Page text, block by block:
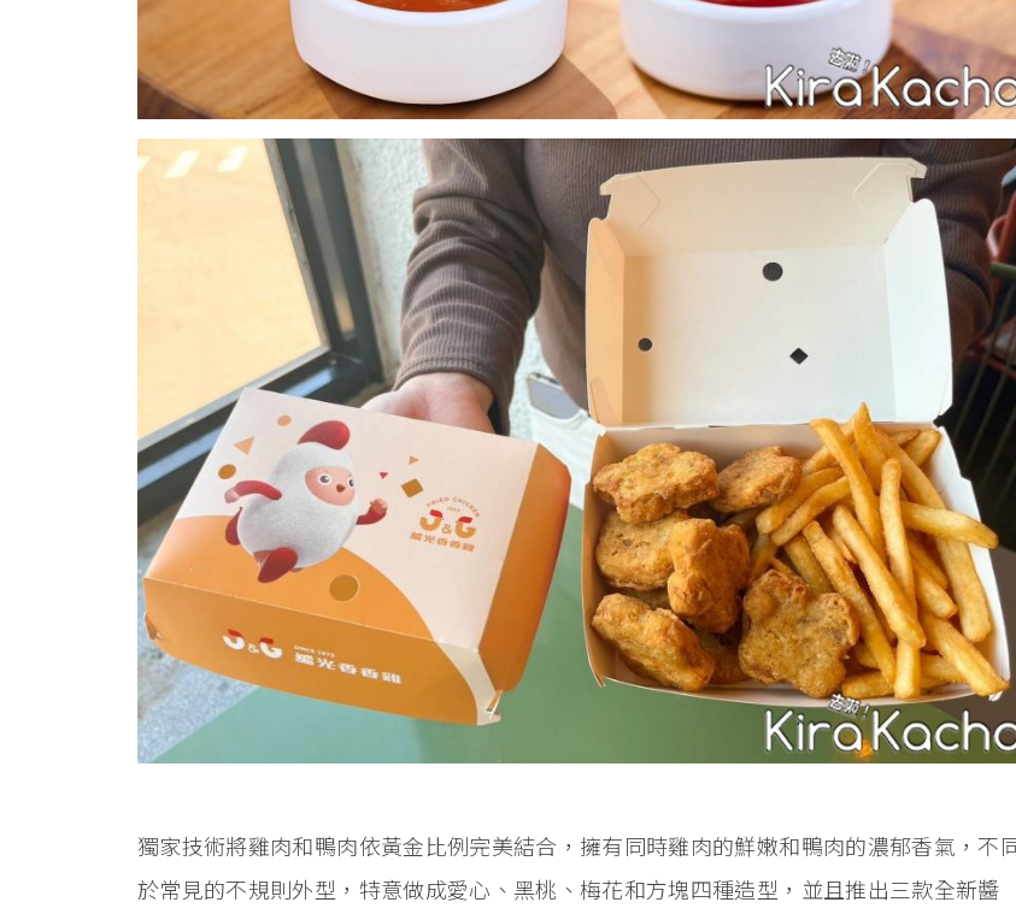
獨家技術將雞肉和鴨肉依黃金比例完美結合，擁有同時雞肉的鮮嫩和鴨肉的濃郁香氣，不
於常見的不規則外型，特意做成愛心、黑桃、梅花和方塊四種造型，並且推出三款全新醬